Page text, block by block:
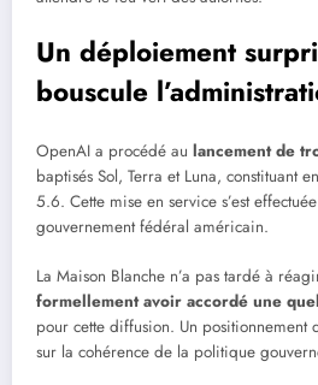
Un déploiement
bouscule
OpenAI a procédé au lancement de
baptisés Sol, Terra et Luna, constituant
5.6. Cette mise en service s’est
gouvernement fédéral américain.
La Maison Blanche n’a pas tardé à
formellement avoir accordé une
pour cette diffusion. Un positionnement
sur la cohérence de la politique